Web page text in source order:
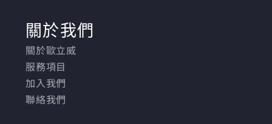
關於我們
關於歐立威
服務項目
加入我們
聯絡我們